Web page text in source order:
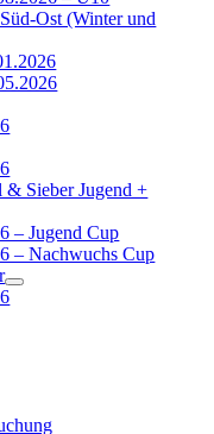
Ost (Winter und
Sieber Jugend +
– Jugend Cup
– Nachwuchs Cup